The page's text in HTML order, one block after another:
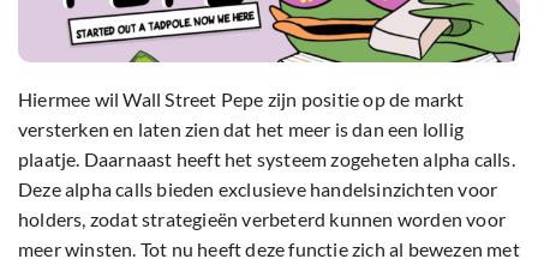
Hiermee wil Wall Street Pepe zijn positie op de markt
versterken en laten zien dat het meer is dan een lollig
plaatje. Daarnaast heeft het systeem zogeheten alpha calls.
Deze alpha calls bieden exclusieve handelsinzichten voor
holders, zodat strategieën verbeterd kunnen worden voor
meer winsten. Tot nu heeft deze functie zich al bewezen met